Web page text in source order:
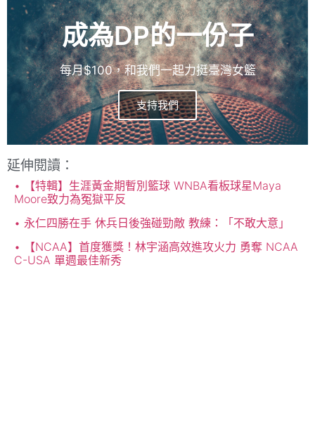
成為DP的一份子
每月$100，和我們一起力挺臺灣女籃
支持我們
延伸閱讀：
【特輯】生涯黃金期暫別籃球 WNBA看板球星Maya
Moore致力為冤獄平反
永仁四勝在手 休兵日後強碰勁敵 教練：「不敢大意」
【NCAA】首度獲獎！林宇涵高效進攻火力 勇奪 NCAA
C-USA 單週最佳新秀